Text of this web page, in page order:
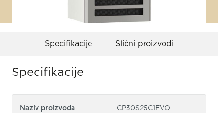
Specifikacije Slični proizvodi
Specifikacije
Naziv proizvoda CP30S25C1EVO